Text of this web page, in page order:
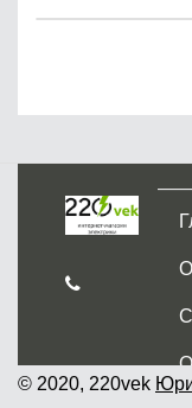
© 2020, 220vek